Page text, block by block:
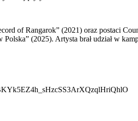
of Rangarok” (2021) oraz postaci
(2025). Artysta brał udział w